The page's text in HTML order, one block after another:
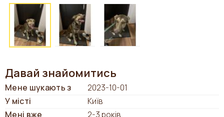
Давай знайомитись
Мене шукають з
2023-10-01
У місті
Київ
Мені вже
2-3 років